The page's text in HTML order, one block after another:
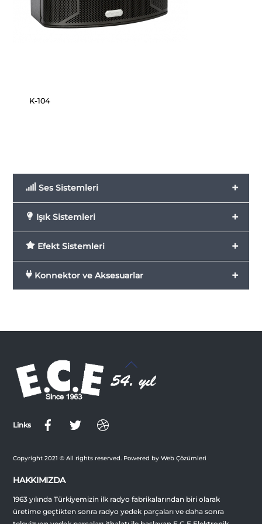
K-104
+
Ses Sistemleri
+
Işık Sistemleri
+
Efekt Sistemleri
+
Konnektor ve Aksesuarlar
Back
Top
Links
Copyright 2021 © All rights reserved. Powered by Web Çözümleri
HAKKIMIZDA
1963 yılında Türkiyemizin ilk radyo fabrikalarından biri olarak
üretime geçtikten sonra radyo yedek parçaları ve daha sonra